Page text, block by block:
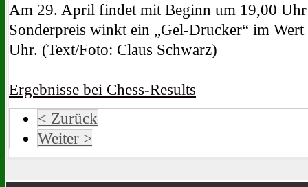
Am 29. April findet mit Beginn um 19,00
Sonderpreis winkt ein „Gel-Drucker“ im
Uhr. (Text/Foto: Claus Schwarz)
Ergebnisse bei Chess-Results
< Zurück
Weiter >